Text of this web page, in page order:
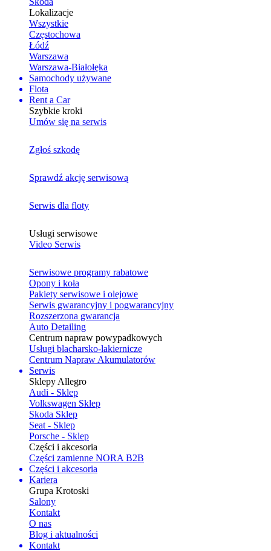
Lokalizacje
Wszystkie
Częstochowa
Łódź
Warszawa
Warszawa-Białołęka
Samochody używane
Flota
Rent a Car
Szybkie kroki
Umów się na serwis
Zgłoś szkodę
Sprawdź akcję serwisową
Serwis dla floty
Usługi serwisowe
Video Serwis
Serwisowe programy rabatowe
Opony i koła
Pakiety serwisowe i olejowe
Serwis gwarancyjny i pogwarancyjny
Rozszerzona gwarancja
Auto Detailing
Centrum napraw powypadkowych
Usługi blacharsko-lakiernicze
Centrum Napraw Akumulatorów
Serwis
Sklepy Allegro
Audi - Sklep
Volkswagen Sklep
Skoda Sklep
Seat - Sklep
Porsche - Sklep
Części i akcesoria
Części zamienne NORA B2B
Części i akcesoria
Kariera
Grupa Krotoski
Salony
Kontakt
O nas
Blog i aktualności
Kontakt